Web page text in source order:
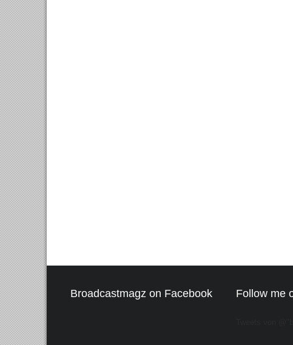
Broadcastmagz on Facebook Follow me